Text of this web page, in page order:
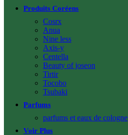
Produits Coréens
Cosrx
Anua
Nine less
Axis-y
Centella
Beauty of joseon
Tirtir
Tocobo
Tsubaki
Parfums
parfums et eaux de cologne
Voir Plus